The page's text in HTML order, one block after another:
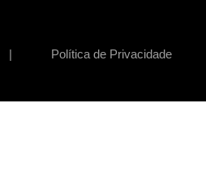
| Política de Privacidade